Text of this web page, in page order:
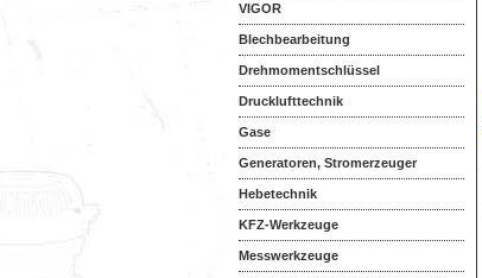
VIGOR
Blechbearbeitung
Drehmomentschlüssel
Drucklufttechnik
Gase
Generatoren, Stromerzeuger
Hebetechnik
KFZ-Werkzeuge
Messwerkzeuge